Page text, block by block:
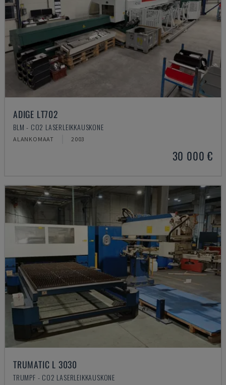
ADIGE LT702
BLM - CO2 LASERLEIKKAUSKONE
ALANKOMAAT 2003
30 000 €
TRUMATIC L 3030
TRUMPF - CO2 LASERLEIKKAUSKONE